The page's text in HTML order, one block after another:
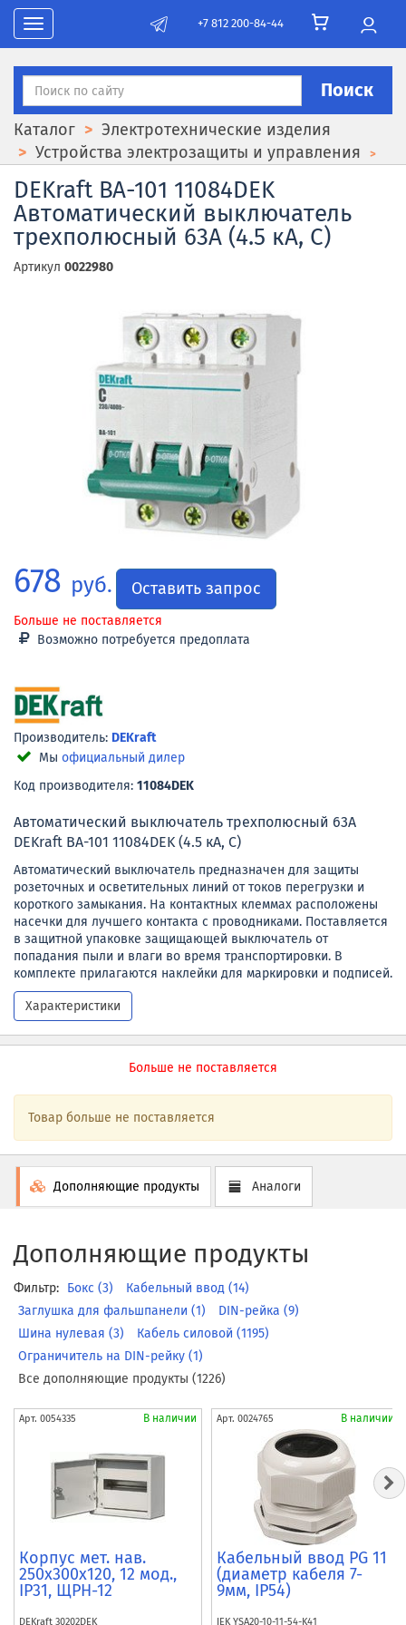
Toggle navigation
+7 812 200-84-44
Поиск
Каталог
Электротехнические изделия
Устройства электрозащиты и управления
DEKraft ВА-101 11084DEK
Автоматический выключатель
трехполюсный 63А (4.5 кА, C)
Артикул 0022980
678 руб. Оставить запрос
Больше не поставляется
Возможно потребуется предоплата
Производитель: DEKraft
Мы официальный дилер
Код производителя: 11084DEK
Автоматический выключатель трехполюсный 63А
DEKraft ВА-101 11084DEK (4.5 кА, C)
Автоматический выключатель предназначен для защиты
розеточных и осветительных линий от токов перегрузки и
короткого замыкания. На контактных клеммах расположены
насечки для лучшего контакта с проводниками. Поставляется
в защитной упаковке защищающей выключатель от
попадания пыли и влаги во время транспортировки. В
комплекте прилагаются наклейки для маркировки и подписей.
Характеристики
Больше не поставляется
Товар больше не поставляется
Дополняющие продукты Аналоги
Дополняющие продукты
Фильтр: Бокс (3)
Кабельный ввод (14)
Заглушка для фальшпанели (1)
DIN-рейка (9)
Шина нулевая (3)
Кабель силовой (1195)
Ограничитель на DIN-рейку (1)
Все дополняющие продукты (1226)
Арт. 0054335 В наличии
Корпус мет. нав.
250х300х120, 12 мод.,
IP31, ЩРН-12
DEKraft 30202DEK
Арт. 0024765 В наличии
Кабельный ввод PG 11
(диаметр кабеля 7-
9мм, IP54)
IEKYSA20-10-11-54-K41